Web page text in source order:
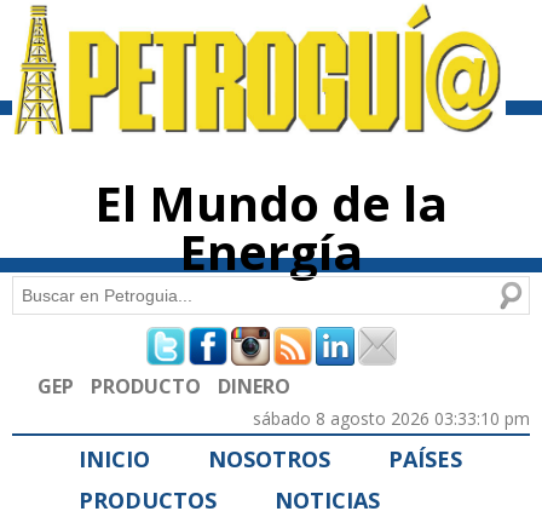
contenido
El Mundo de la
Energía
Formulario de búsqueda
Buscar
GEP PRODUCTO DINERO
sábado 8 agosto 2026 03:33:10 pm
INICIO NOSOTROS
PAÍSES
PRODUCTOS
NOTICIAS